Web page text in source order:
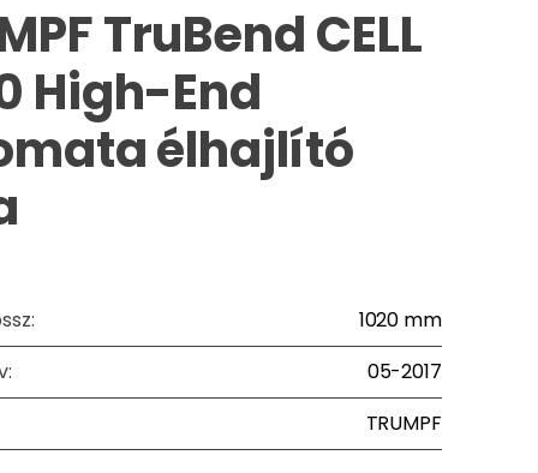
TruBend CELL
High-End
élhajlító
1020 mm
05-2017
TRUMPF